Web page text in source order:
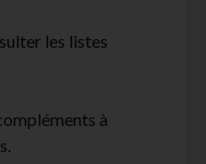
les listes
à